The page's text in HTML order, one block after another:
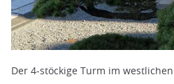
Der 4-stöckige Turm im